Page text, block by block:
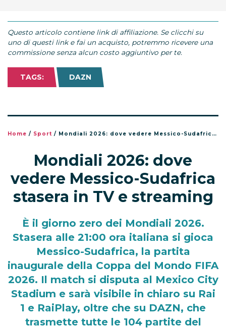
Questo articolo contiene link di affiliazione. Se clicchi su
uno di questi link e fai un acquisto, potremmo ricevere una
commissione senza alcun costo aggiuntivo per te.
TAGS: DAZN
Home / Sport / Mondiali 2026: dove vedere Messico-Sudafrica stasera in TV e streaming
Mondiali 2026: dove
vedere Messico-Sudafrica
stasera in TV e streaming
È il giorno zero dei Mondiali 2026.
Stasera alle 21:00 ora italiana si gioca
Messico-Sudafrica, la partita
inaugurale della Coppa del Mondo FIFA
2026. Il match si disputa al Mexico City
Stadium e sarà visibile in chiaro su Rai
1 e RaiPlay, oltre che su DAZN, che
trasmette tutte le 104 partite del